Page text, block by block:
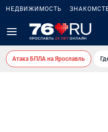
НЕДВИЖИМОСТЬ
Атака БПЛА на Ярославль